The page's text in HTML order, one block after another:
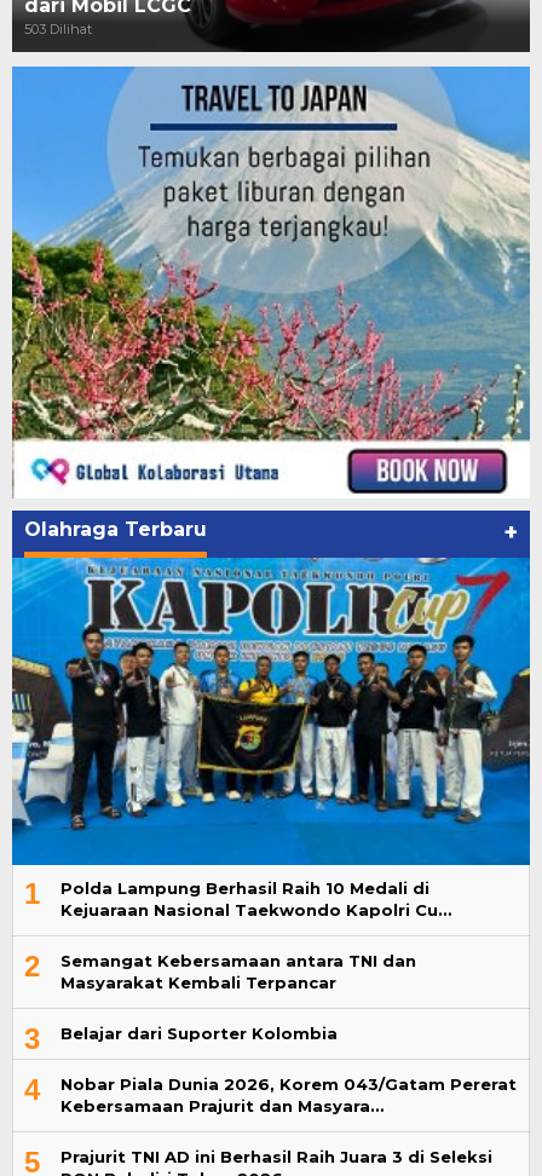
dari Mobil LCGC
503 Dilihat
Olahraga Terbaru +
1
Polda Lampung Berhasil Raih 10 Medali di
Kejuaraan Nasional Taekwondo Kapolri Cu…
2
Semangat Kebersamaan antara TNI dan
Masyarakat Kembali Terpancar
3 Belajar dari Suporter Kolombia
4
Nobar Piala Dunia 2026, Korem 043/Gatam Pererat
Kebersamaan Prajurit dan Masyara…
5
Prajurit TNI AD ini Berhasil Raih Juara 3 di Seleksi